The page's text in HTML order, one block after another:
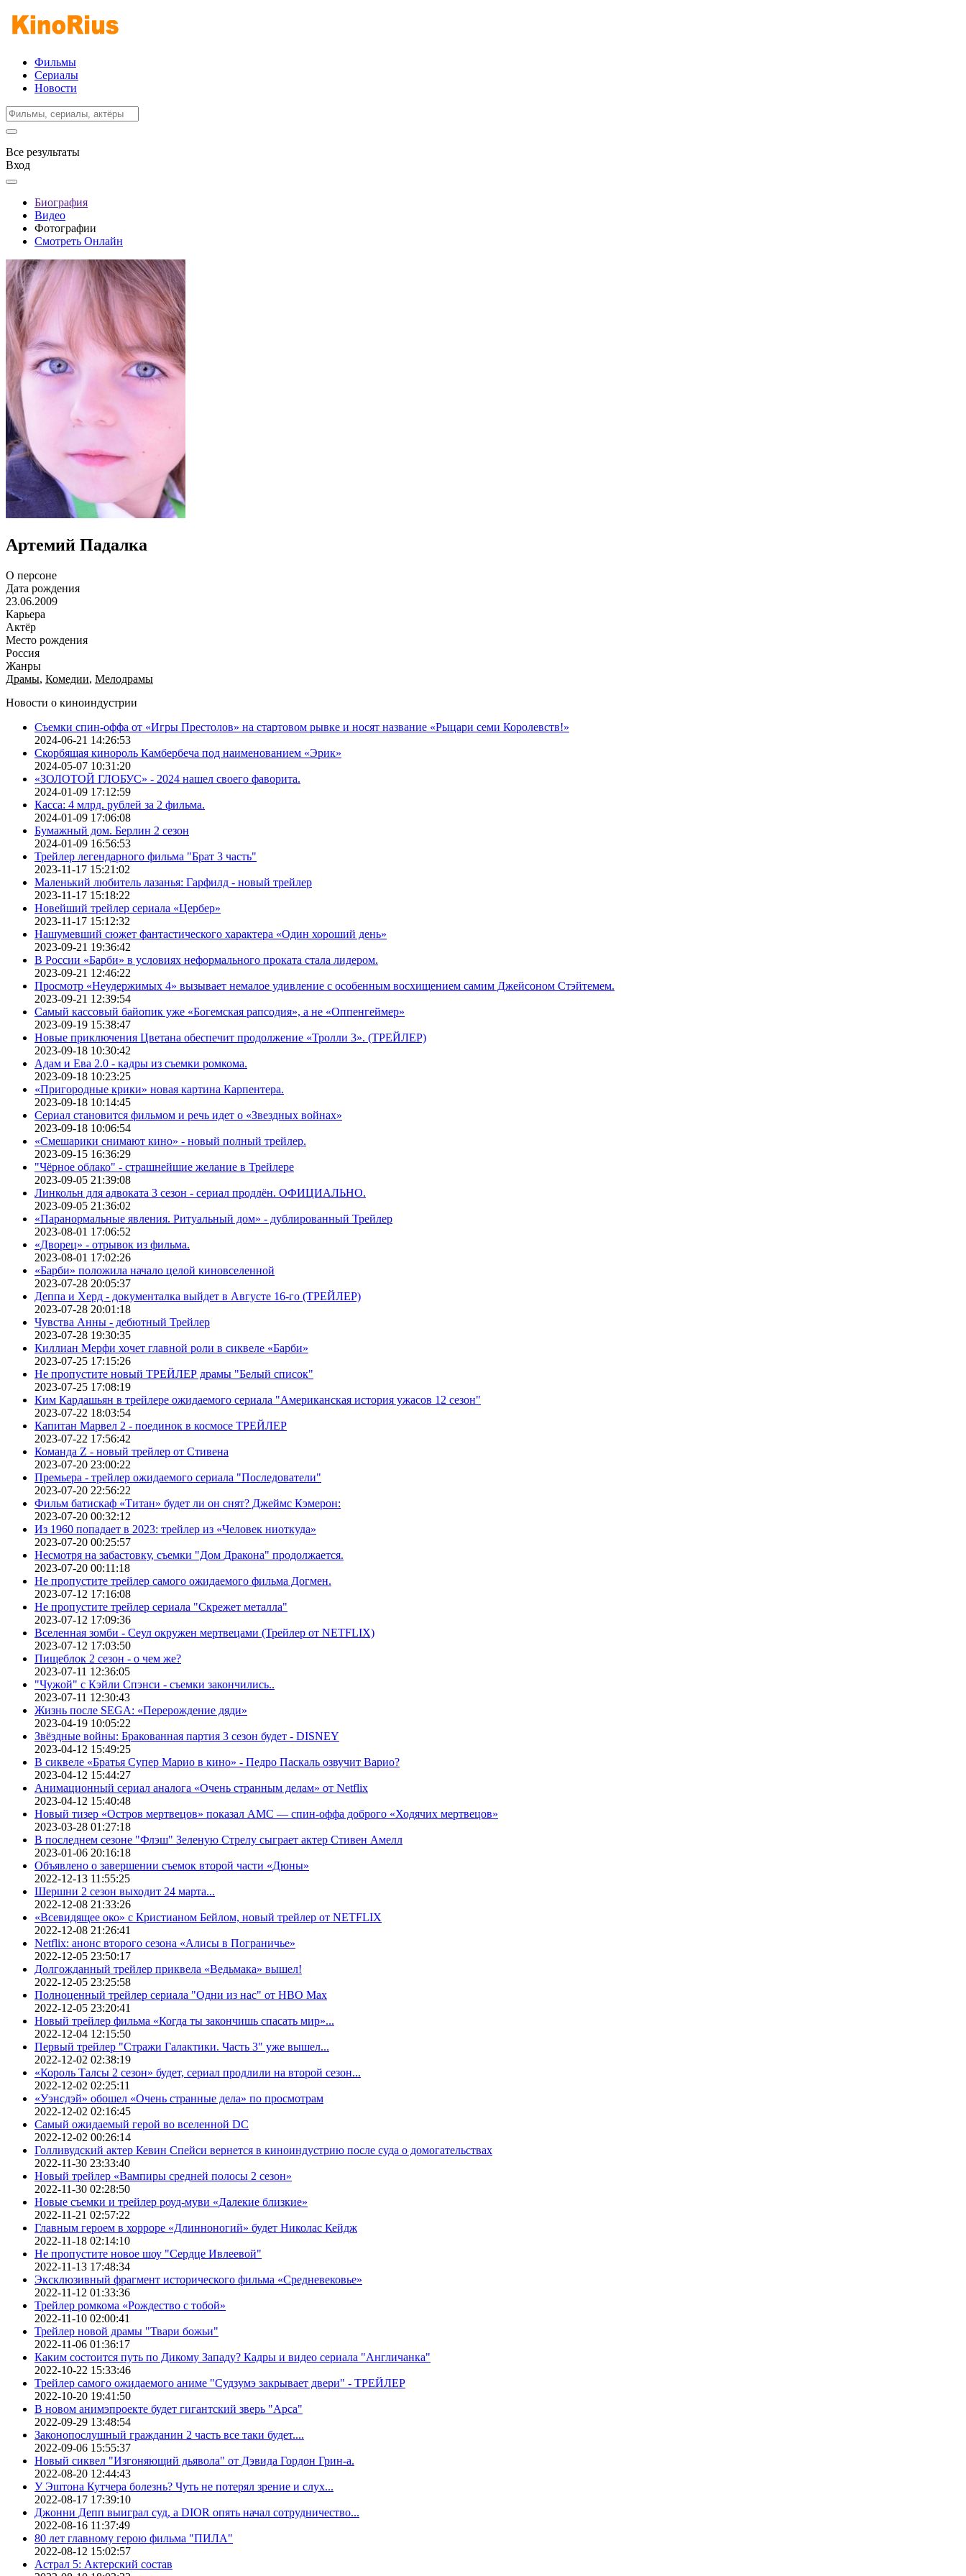
Фильмы
Сериалы
Новости
Все результаты
Вход
Биография
Видео
Фотографии
Смотреть Онлайн
Артемий Падалка
О персоне
Дата рождения
23.06.2009
Карьера
Актёр
Место рождения
Россия
Жанры
Драмы, Комедии, Мелодрамы
Новости о киноиндустрии
Съемки спин-оффа от «Игры Престолов» на стартовом рывке и носят название «Рыцари семи Королевств!»
2024-06-21 14:26:53
Скорбящая кинороль Камбербеча под наименованием «Эрик»
2024-05-07 10:31:20
«ЗОЛОТОЙ ГЛОБУС» - 2024 нашел своего фаворита.
2024-01-09 17:12:59
Касса: 4 млрд. рублей за 2 фильма.
2024-01-09 17:06:08
Бумажный дом. Берлин 2 сезон
2024-01-09 16:56:53
Трейлер легендарного фильма "Брат 3 часть"
2023-11-17 15:21:02
Маленький любитель лазанья: Гарфилд - новый трейлер
2023-11-17 15:18:22
Новейший трейлер сериала «Цербер»
2023-11-17 15:12:32
Нашумевший сюжет фантастического характера «Один хороший день»
2023-09-21 19:36:42
В России «Барби» в условиях неформального проката стала лидером.
2023-09-21 12:46:22
Просмотр «Неудержимых 4» вызывает немалое удивление с особенным восхищением самим Джейсоном Стэйтемем.
2023-09-21 12:39:54
Самый кассовый байопик уже «Богемская рапсодия», а не «Оппенгеймер»
2023-09-19 15:38:47
Новые приключения Цветана обеспечит продолжение «Тролли 3». (ТРЕЙЛЕР)
2023-09-18 10:30:42
Адам и Ева 2.0 - кадры из съемки ромкома.
2023-09-18 10:23:25
«Пригородные крики» новая картина Карпентера.
2023-09-18 10:14:45
Сериал становится фильмом и речь идет о «Звездных войнах»
2023-09-18 10:06:54
«Смешарики снимают кино» - новый полный трейлер.
2023-09-15 16:36:29
"Чёрное облако" - страшнейшие желание в Трейлере
2023-09-05 21:39:08
Линкольн для адвоката 3 сезон - сериал продлён. ОФИЦИАЛЬНО.
2023-09-05 21:36:02
«Паранормальные явления. Ритуальный дом» - дублированный Трейлер
2023-08-01 17:06:52
«Дворец» - отрывок из фильма.
2023-08-01 17:02:26
«Барби» положила начало целой киновселенной
2023-07-28 20:05:37
Деппа и Херд - документалка выйдет в Августе 16-го (ТРЕЙЛЕР)
2023-07-28 20:01:18
Чувства Анны - дебютный Трейлер
2023-07-28 19:30:35
Киллиан Мерфи хочет главной роли в сиквеле «Барби»
2023-07-25 17:15:26
Не пропустите новый ТРЕЙЛЕР драмы "Белый список"
2023-07-25 17:08:19
Ким Кардашьян в трейлере ожидаемого сериала "Американская история ужасов 12 сезон"
2023-07-22 18:03:54
Капитан Марвел 2 - поединок в космосе ТРЕЙЛЕР
2023-07-22 17:56:42
Команда Z - новый трейлер от Стивена
2023-07-20 23:00:22
Премьера - трейлер ожидаемого сериала "Последователи"
2023-07-20 22:56:22
Фильм батискаф «Титан» будет ли он снят? Джеймс Кэмерон:
2023-07-20 00:32:12
Из 1960 попадает в 2023: трейлер из «Человек ниоткуда»
2023-07-20 00:25:57
Несмотря на забастовку, съемки "Дом Дракона" продолжается.
2023-07-20 00:11:18
Не пропустите трейлер самого ожидаемого фильма Догмен.
2023-07-12 17:16:08
Не пропустите трейлер сериала "Скрежет металла"
2023-07-12 17:09:36
Вселенная зомби - Сеул окружен мертвецами (Трейлер от NETFLIX)
2023-07-12 17:03:50
Пищеблок 2 сезон - о чем же?
2023-07-11 12:36:05
"Чужой" с Кэйли Спэнси - съемки закончились..
2023-07-11 12:30:43
Жизнь после SEGA: «Перерождение дяди»
2023-04-19 10:05:22
Звёздные войны: Бракованная партия 3 сезон будет - DISNEY
2023-04-12 15:49:25
В сиквеле «Братья Супер Марио в кино» - Педро Паскаль озвучит Варио?
2023-04-12 15:44:27
Анимационный сериал аналога «Очень странным делам» от Netflix
2023-04-12 15:40:48
Новый тизер «Остров мертвецов» показал АМС — спин-оффа доброго «Ходячих мертвецов»
2023-03-28 01:27:18
В последнем сезоне "Флэш" Зеленую Стрелу сыграет актер Стивен Амелл
2023-01-06 20:16:18
Объявлено о завершении съемок второй части «Дюны»
2022-12-13 11:55:25
Шершни 2 сезон выходит 24 марта...
2022-12-08 21:33:26
«Всевидящее око» с Кристианом Бейлом, новый трейлер от NETFLIX
2022-12-08 21:26:41
Netflix: анонс второго сезона «Алисы в Пограничье»
2022-12-05 23:50:17
Долгожданный трейлер приквела «Ведьмака» вышел!
2022-12-05 23:25:58
Полноценный трейлер сериала "Одни из нас" от HBO Max
2022-12-05 23:20:41
Новый трейлер фильма «Когда ты закончишь спасать мир»...
2022-12-04 12:15:50
Первый трейлер "Стражи Галактики. Часть 3" уже вышел...
2022-12-02 02:38:19
«Король Талсы 2 сезон» будет, сериал продлили на второй сезон...
2022-12-02 02:25:11
«Уэнсдэй» обошел «Очень странные дела» по просмотрам
2022-12-02 02:16:45
Самый ожидаемый герой во вселенной DC
2022-12-02 00:26:14
Голливудский актер Кевин Спейси вернется в киноиндустрию после суда о домогательствах
2022-11-30 23:33:40
Новый трейлер «Вампиры средней полосы 2 сезон»
2022-11-30 02:28:50
Новые съемки и трейлер роуд-муви «Далекие близкие»
2022-11-21 02:57:22
Главным героем в хорроре «Длинноногий» будет Николас Кейдж
2022-11-18 02:14:10
Не пропустите новое шоу "Сердце Ивлеевой"
2022-11-13 17:48:34
Эксклюзивный фрагмент исторического фильма «Средневековье»
2022-11-12 01:33:36
Трейлер ромкома «Рождество с тобой»
2022-11-10 02:00:41
Трейлер новой драмы "Твари божьи"
2022-11-06 01:36:17
Каким состоится путь по Дикому Западу? Кадры и видео сериала "Англичанка"
2022-10-22 15:33:46
Трейлер самого ожидаемого аниме "Судзумэ закрывает двери" - ТРЕЙЛЕР
2022-10-20 19:41:50
В новом анимэпроекте будет гигантский зверь "Арса"
2022-09-29 13:48:54
Законопослушный гражданин 2 часть все таки будет....
2022-09-06 15:55:37
Новый сиквел "Изгоняющий дьявола" от Дэвида Гордон Грин-а.
2022-08-20 12:44:43
У Эштона Кутчера болезнь? Чуть не потерял зрение и слух...
2022-08-17 17:39:10
Джонни Депп выиграл суд, а DIOR опять начал сотрудничество...
2022-08-16 11:37:49
80 лет главному герою фильма "ПИЛА"
2022-08-12 15:02:57
Астрал 5: Актерский состав